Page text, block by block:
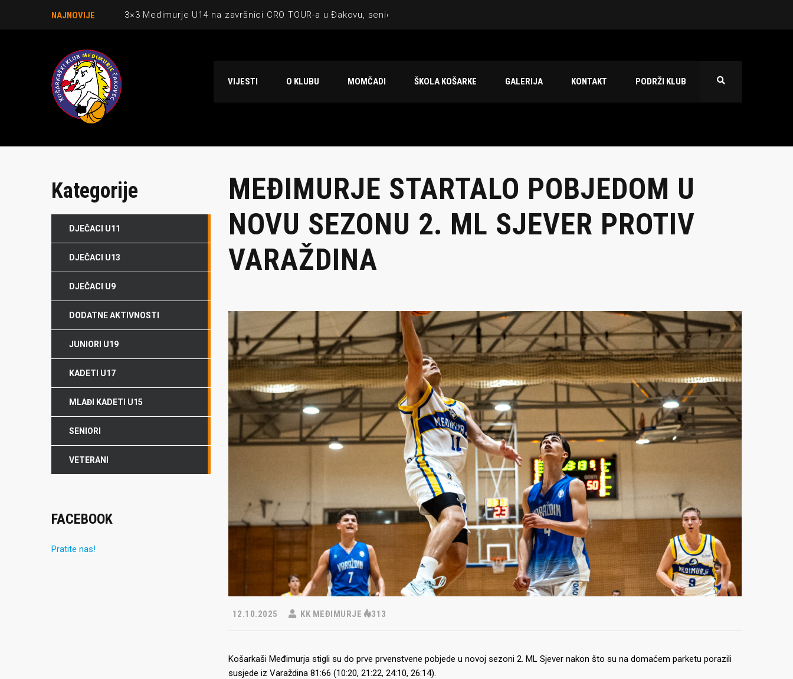
NAJNOVIJE 3×3 Međimurje U14 na završnici CRO TOUR-a u Đakovu, seniorska ekipa 3×3 osvojila Krbulju
Međimurje u revijalnoj utakmici ugostilo atraktivnu NCAA ekipu OBU Bison
VIJESTI O KLUBU MOMČADI ŠKOLA KOŠARKE GALERIJA KONTAKT PODRŽI KLUB
MEĐIMURJE STARTALO POBJEDOM U
NOVU SEZONU 2. ML SJEVER PROTIV
VARAŽDINA
12.10.2025 KK MEĐIMURJE 313
Košarkaši Međimurja stigli su do prve prvenstvene pobjede u novoj sezoni 2. ML Sjever nakon što su na domaćem parketu porazili
susjede iz Varaždina 81:66 (10:20, 21:22, 24:10, 26:14).
Kategorije
DJEČACI U11
DJEČACI U13
DJEČACI U9
DODATNE AKTIVNOSTI
JUNIORI U19
KADETI U17
MLAĐI KADETI U15
SENIORI
VETERANI
FACEBOOK
Pratite nas!